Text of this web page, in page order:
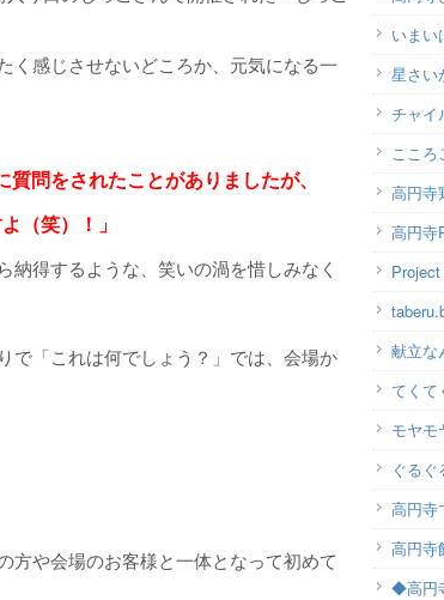
く感じさせないどころか、元気になる一
問をされたことがありましたが、
（笑）！」
納得するような、笑いの渦を惜しみなく
で「これは何でしょう？」では、会場か
方や会場のお客様と一体となって初めて
いまい
星さい
チャイ
こころ
高円寺
高円寺
献立な
てくて
モヤモ
ぐる
高円寺
高円寺
◆高円